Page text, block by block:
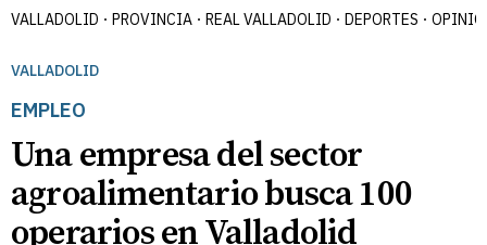
VALLADOLID PROVINCIA REAL VALLADOLID DEPORTES
VALLADOLID
EMPLEO
Una empresa del sector
agroalimentario busca 100
operarios en Valladolid